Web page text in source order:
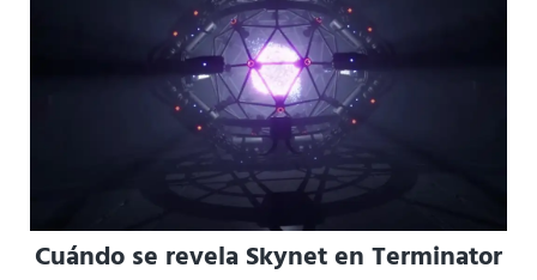
Cuándo se revela Skynet en Terminator